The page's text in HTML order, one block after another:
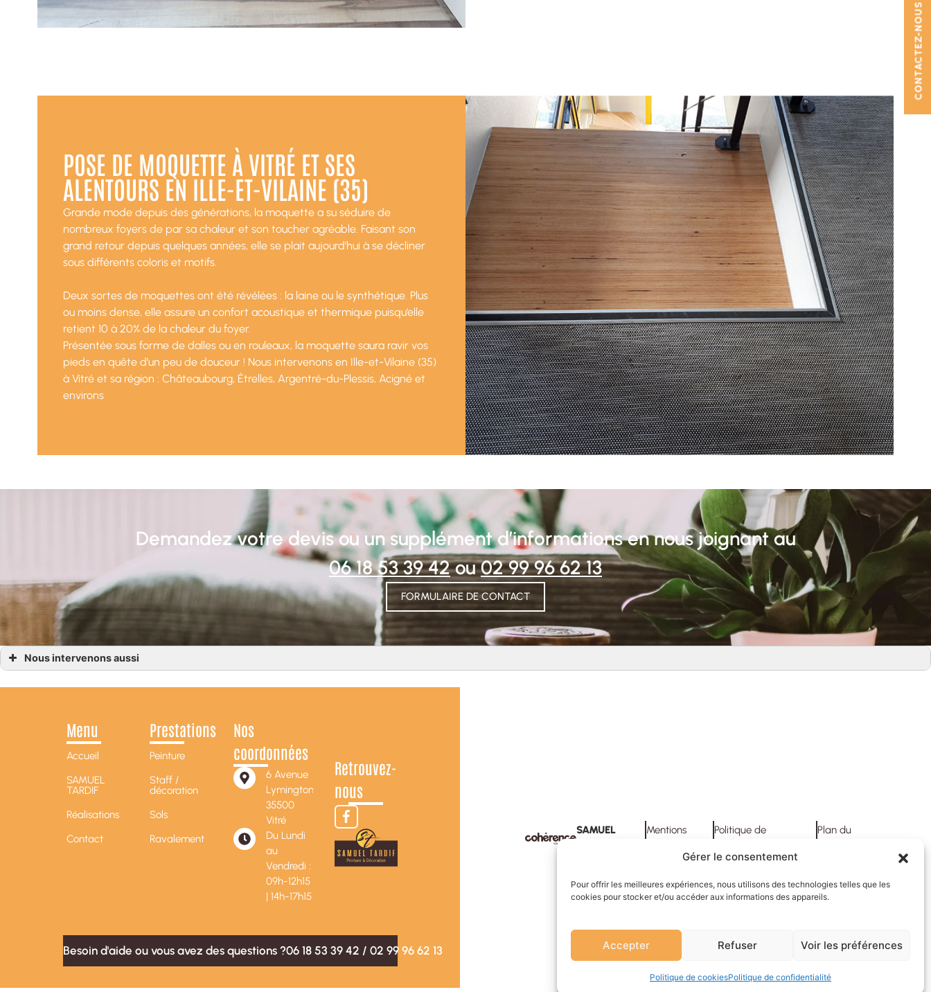
Gérer le consentement
Pour offrir les meilleures expériences, nous utilisons des technologies telles que les
cookies pour stocker et/ou accéder aux informations des appareils.
Accepter Refuser Voir les préférences
Politique de cookiesPolitique de confidentialité
POSE DE MOQUETTE À VITRÉ ET SES
ALENTOURS EN ILLE-ET-VILAINE (35)
Grande mode depuis des générations, la moquette a su séduire de
nombreux foyers de par sa chaleur et son toucher agréable. Faisant son
grand retour depuis quelques années, elle se plait aujourd’hui à se décliner
sous différents coloris et motifs.
Deux sortes de moquettes ont été révélées : la laine ou le synthétique. Plus
ou moins dense, elle assure un confort acoustique et thermique puisqu’elle
retient 10 à 20% de la chaleur du foyer.
Présentée sous forme de dalles ou en rouleaux, la moquette saura ravir vos
pieds en quête d’un peu de douceur ! Nous intervenons en Ille-et-Vilaine (35)
à Vitré et sa région : Châteaubourg, Étrelles, Argentré-du-Plessis, Acigné et
environs
Demandez votre devis ou un supplément d’informations en nous joignant au
06 18 53 39 42 ou02 99 96 62 13
FORMULAIRE DE CONTACT
Nous intervenons aussi
Menu
Accueil
SAMUEL
TARDIF
Réalisations
Contact
Prestations
Peinture
Staff /
décoration
Sols
Ravalement
Nos
coordonnées
6 Avenue
Lymington
35500
Vitré
Du Lundi
au
Vendredi :
09h-12h15
| 14h-17h15
Retrouvez-
nous
Besoin d'aide ou vous avez des questions ?06 18 53 39 42 / 02 99 96 62 13
SAMUEL
Mentions
Politique de
Plan du
CONTACTEZ-NOUS